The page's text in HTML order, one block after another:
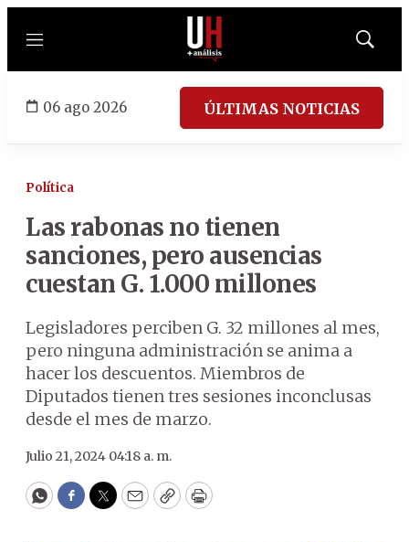
Menú
Mostrar
06 ago 2026 ÚLTIMAS NOTICIAS
Política
Las rabonas no tienen
sanciones, pero ausencias
cuestan G. 1.000 millones
Legisladores perciben G. 32 millones al mes,
pero ninguna administración se anima a
hacer los descuentos. Miembros de
Diputados tienen tres sesiones inconclusas
desde el mes de marzo.
Julio 21, 2024 04:18 a. m.
WhatsApp
Facebook
Twitter
EmailCopyPrint